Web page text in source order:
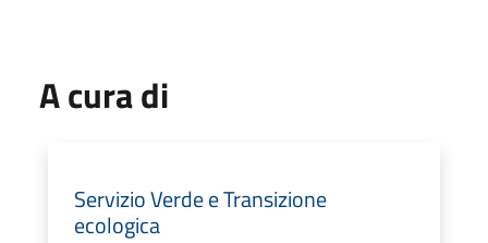
A cura di
Servizio Verde e Transizione
ecologica